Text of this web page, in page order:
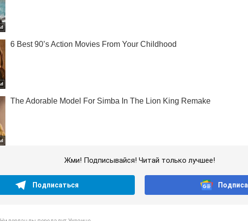
Жми! Подписывайся! Читай только лучшее!
Подписаться